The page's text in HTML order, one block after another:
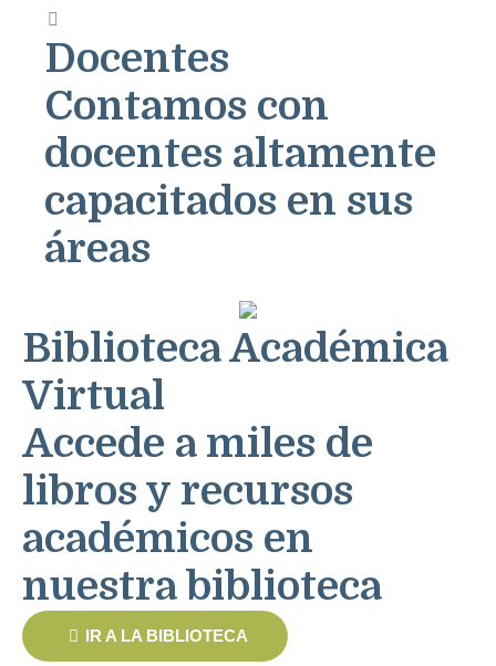
Docentes
Contamos con
docentes altamente
capacitados en sus
áreas
Biblioteca Académica
Virtual
Accede a miles de
libros y recursos
académicos en
nuestra biblioteca
IR A LA BIBLIOTECA